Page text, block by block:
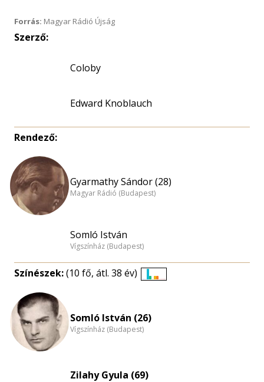
Forrás: Magyar Rádió Újság
Szerző:
Coloby
Edward Knoblauch
Rendező:
Gyarmathy Sándor (28)
Magyar Rádió (Budapest)
Somló István
Vígszínház (Budapest)
Színészek:(10 fő, átl. 38 év)
Somló István (26)
Vígszínház (Budapest)
Zilahy Gyula (69)